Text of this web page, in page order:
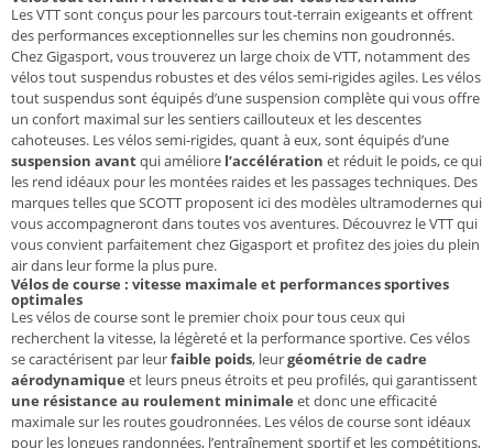
Les VTT sont conçus pour les parcours tout-terrain exigeants et offrent
des performances exceptionnelles sur les chemins non goudronnés.
Chez Gigasport, vous trouverez un large choix de VTT, notamment des
vélos tout suspendus robustes et des vélos semi-rigides agiles. Les vélos
tout suspendus sont équipés d’une suspension complète qui vous offre
un confort maximal sur les sentiers caillouteux et les descentes
cahoteuses. Les vélos semi-rigides, quant à eux, sont équipés d’une
suspension avantqui améliore l’accélération et réduit le poids, ce qui
les rend idéaux pour les montées raides et les passages techniques. Des
marques telles que SCOTT proposent ici des modèles ultramodernes qui
vous accompagneront dans toutes vos aventures. Découvrez le VTT qui
vous convient parfaitement chez Gigasport et profitez des joies du plein
air dans leur forme la plus pure.
Vélos de course : vitesse maximale et performances sportives
optimales
Les vélos de course sont le premier choix pour tous ceux qui
recherchent la vitesse, la légèreté et la performance sportive. Ces vélos
se caractérisent par leurfaible poids, leurgéométrie de cadre
aérodynamique et leurs pneus étroits et peu profilés, qui garantissent
une résistance au roulement minimale et donc une efficacité
maximale sur les routes goudronnées. Les vélos de course sont idéaux
pour les longues randonnées, l’entraînement sportif et les compétitions,